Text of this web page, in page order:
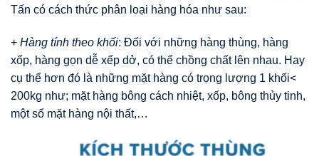
Tấn có cách thức phân loại hàng hóa như sau:
+ Hàng tính theo khối: Đối với những hàng thùng, hàng
xốp, hàng gọn dễ xếp dở, có thể chồng chất lên nhau. Hay
cụ thể hơn đó là những mặt hàng có trọng lượng 1 khối<
200kg như; mặt hàng bông cách nhiệt, xốp, bông thủy tinh,
một số mặt hàng nội thất,…